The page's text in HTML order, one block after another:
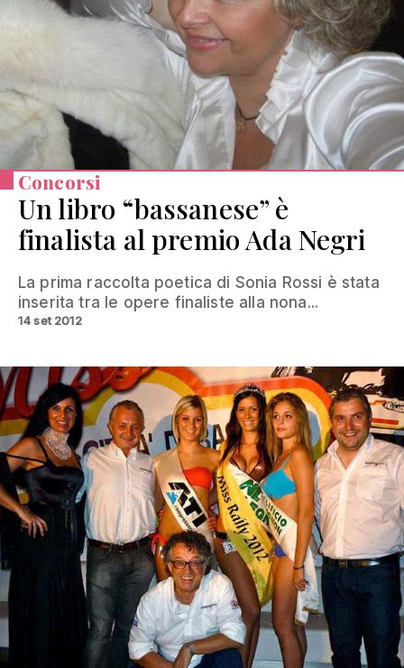
Concorsi
Un libro “bassanese” è
finalista al premio Ada Negri
La prima raccolta poetica di Sonia Rossi è stata
inserita tra le opere finaliste alla nona...
14 set 2012